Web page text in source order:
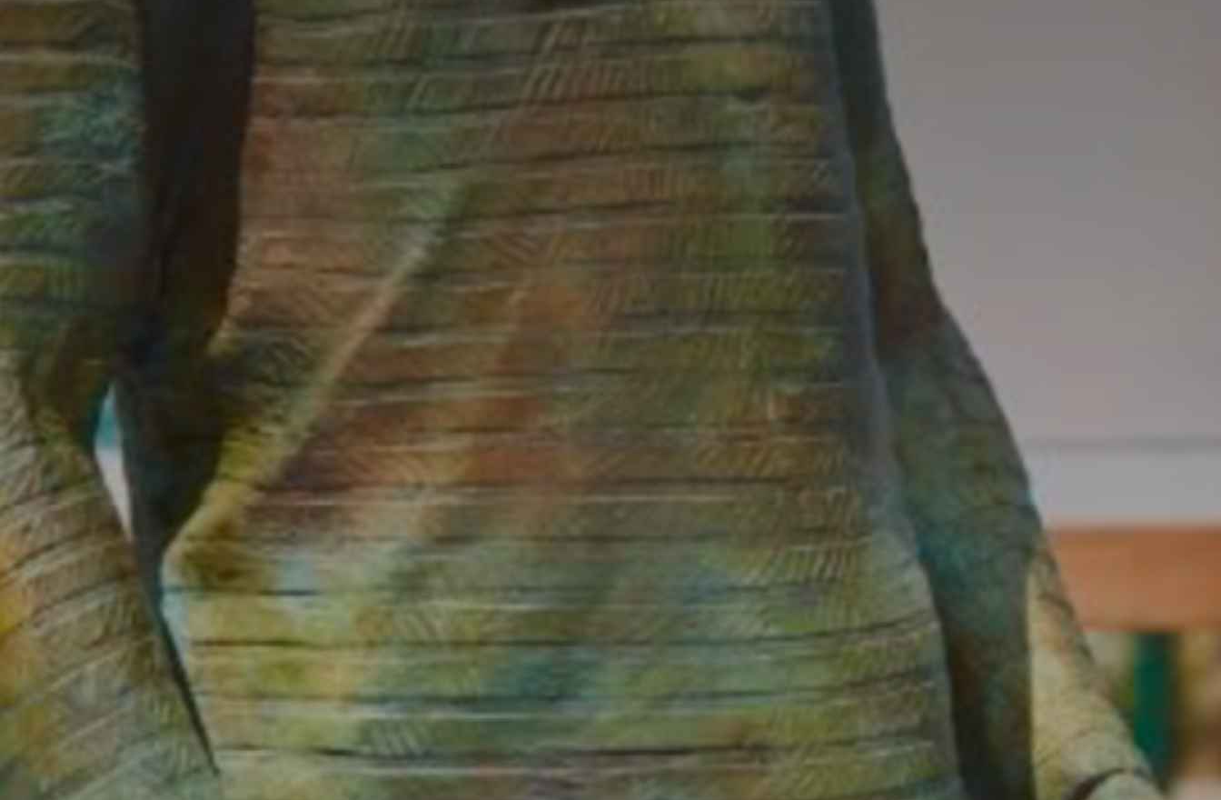
Statut / Organisation
J'accepte lestermes et conditions
* Champ obligatoire
Adresse email*
Statut / Organisation
J'accepte lestermes et conditions
* Champ obligatoire